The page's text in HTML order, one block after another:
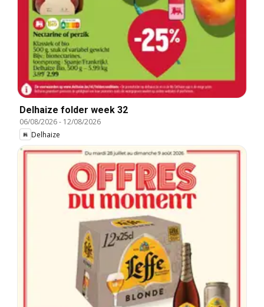
Delhaize folder week 32
06/08/2026- 12/08/2026
Delhaize